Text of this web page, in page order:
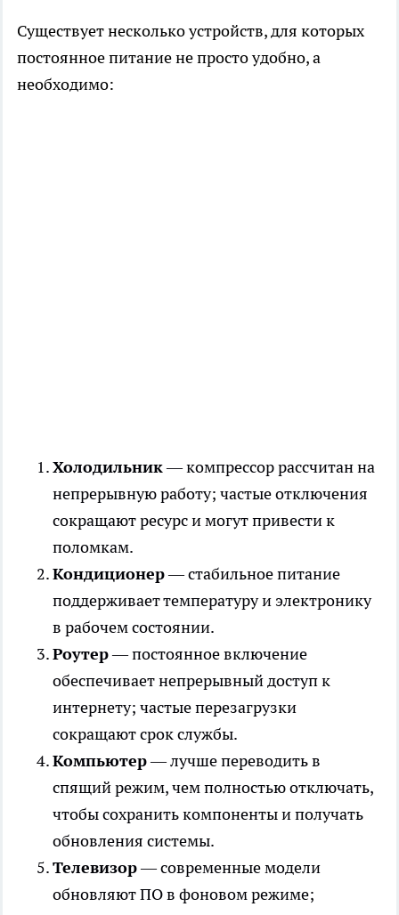
Существует несколько устройств, для которых
постоянное питание не просто удобно, а
необходимо:
Холодильник— компрессор рассчитан на
непрерывную работу; частые отключения
сокращают ресурс и могут привести к
поломкам.
Кондиционер— стабильное питание
поддерживает температуру и электронику
в рабочем состоянии.
Роутер— постоянное включение
обеспечивает непрерывный доступ к
интернету; частые перезагрузки
сокращают срок службы.
Компьютер— лучше переводить в
спящий режим, чем полностью отключать,
чтобы сохранить компоненты и получать
обновления системы.
Телевизор— современные модели
обновляют ПО в фоновом режиме;